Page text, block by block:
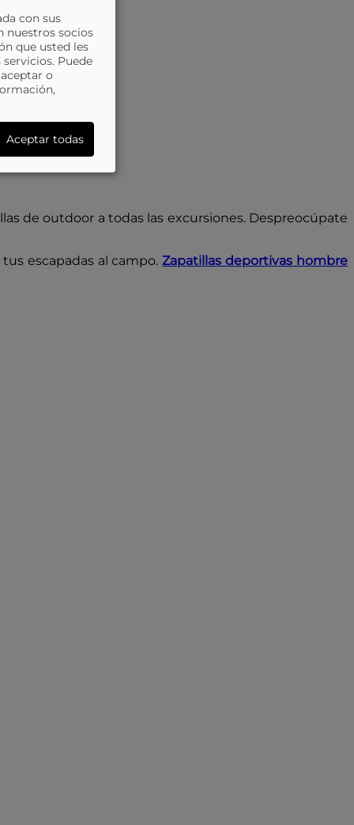
de outdoor a todas las excursiones. Despreocúpate
escapadas al campo.Zapatillas deportivas hombre
con sus
nuestros socios
que usted les
Puede
o
Aceptar todas